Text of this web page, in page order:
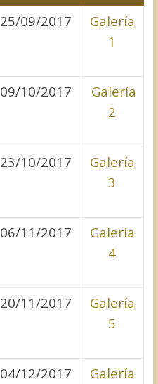
25/09/2017
Galería
1
09/10/2017
Galería
2
23/10/2017
Galería
3
06/11/2017
Galería
4
20/11/2017
Galería
5
04/12/2017
Galería